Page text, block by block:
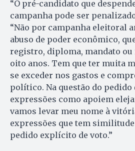
“O pré-candidato que
campanha pode ser
“Não por campanha eleitoral
abuso de poder econômico,
registro, diploma, mandato
oito anos. Tem que ter muita
se exceder nos gastos e
político. Na questão do
expressões como apoiem
vamos levar meu nome à
expressões que tem
pedido explícito de voto.”